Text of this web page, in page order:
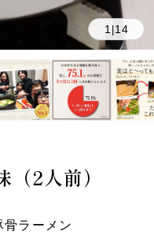
1 |14
2人前）
骨ラーメン